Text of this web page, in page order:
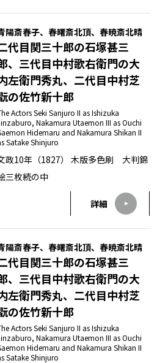
陽斎春子、春曙斎北頂、春暁斎北晴
代目関三十郎の石塚甚三
、三代目中村歌右衛門の大
左衛門秀丸、二代目中村芝
の佐竹新十郎
Actors Seki Sanjuro II as Ishizuka
Nakamura Utaemon III as Ouchi
Hidemaru and Nakamura Shikan II
Satake Shinjuro
政10年（1827） 木版多色刷 大判錦
三枚続の中
詳細
陽斎春子、春曙斎北頂、春暁斎北晴
代目関三十郎の石塚甚三
、三代目中村歌右衛門の大
左衛門秀丸、二代目中村芝
の佐竹新十郎
Actors Seki Sanjuro II as Ishizuka
Nakamura Utaemon III as Ouchi
Hidemaru and Nakamura Shikan II
Satake Shinjuro